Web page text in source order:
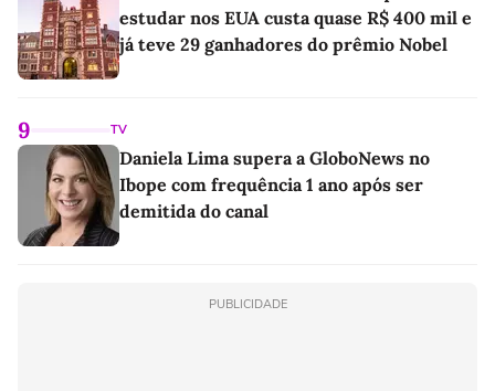
estudar nos EUA custa quase R$ 400 mil e
já teve 29 ganhadores do prêmio Nobel
9 TV
Daniela Lima supera a GloboNews no
Ibope com frequência 1 ano após ser
demitida do canal
PUBLICIDADE